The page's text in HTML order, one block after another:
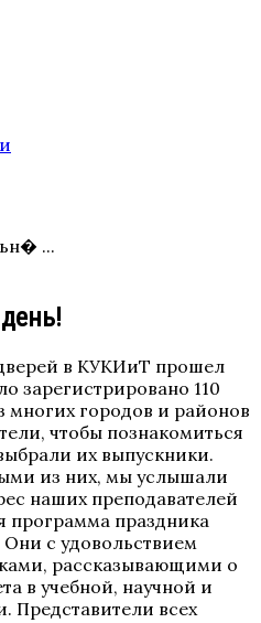
...
в КУКИиТ прошел
зарегистрировано 110
многих городов и районов
чтобы познакомиться
их выпускники.
из них, мы услышали
наших преподавателей
программа праздника
с удовольствием
рассказывающими о
в учебной, научной и
Представители всех